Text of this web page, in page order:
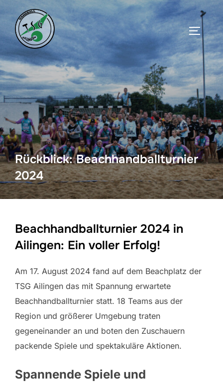
Inhalt
springen
Rückblick: Beachhandballturnier
2024
Beachhandballturnier 2024 in
Ailingen: Ein voller Erfolg!
Am 17. August 2024 fand auf dem Beachplatz der
TSG Ailingen das mit Spannung erwartete
Beachhandballturnier statt. 18 Teams aus der
Region und größerer Umgebung traten
gegeneinander an und boten den Zuschauern
packende Spiele und spektakuläre Aktionen.
Spannende Spiele und